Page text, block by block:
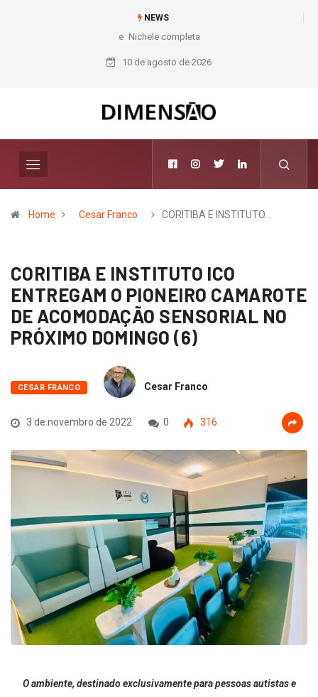
NEWS
Nichele completa 50 anos com 14 lojas e presença entre os maiores
varejistas de materiais de construção do Brasil
10 de agosto de 2026
Home Cesar Franco CORITIBA E INSTITUTO…
CORITIBA E INSTITUTO ICO
ENTREGAM O PIONEIRO CAMAROTE
DE ACOMODAÇÃO SENSORIAL NO
PRÓXIMO DOMINGO (6)
CESAR FRANCO Cesar Franco
3 de novembro de 2022 0 316
O ambiente, destinado exclusivamente para pessoas autistas e